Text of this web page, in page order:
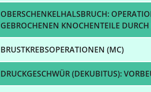
OBERSCHENKELHALSBRUCH:
GEBROCHENEN KNOCHENTEILE
BRUSTKREBSOPERATIONEN (MC)
DRUCKGESCHWÜR (DEKUBITUS):